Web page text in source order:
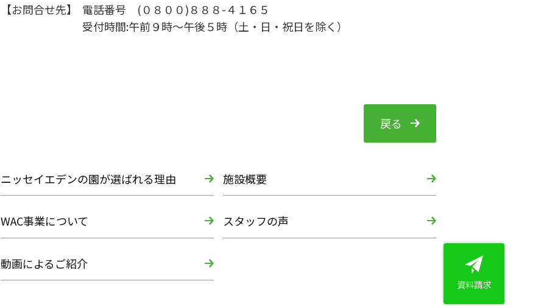
【お問合せ先】 電話番号 (０８００)８８８-４１６５
受付時間:午前９時～午後５時（土・日・祝日を除く）
戻る
ニッセイエデンの園が選ばれる理由 施設概要
WAC事業について スタッフの声
動画によるご紹介
資料請求